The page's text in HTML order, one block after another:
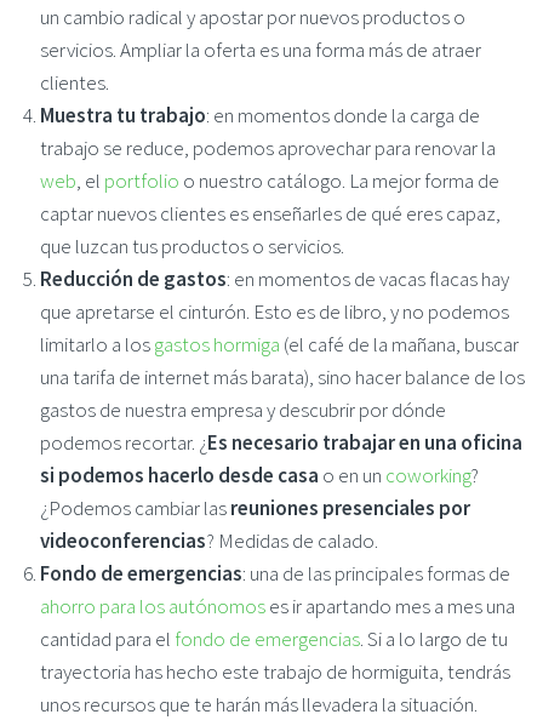
un cambio radical y apostar por nuevos productos o
servicios. Ampliar la oferta es una forma más de atraer
clientes.
Muestra tu trabajo: en momentos donde la carga de
trabajo se reduce, podemos aprovechar para renovar la
web, el portfolio o nuestro catálogo. La mejor forma de
captar nuevos clientes es enseñarles de qué eres capaz,
que luzcan tus productos o servicios.
Reducción de gastos: en momentos de vacas flacas hay
que apretarse el cinturón. Esto es de libro, y no podemos
limitarlo a losgastos hormiga (el café de la mañana, buscar
una tarifa de internet más barata), sino hacer balance de los
gastos de nuestra empresa y descubrir por dónde
podemos recortar. ¿Es necesario trabajar en una oficina
si podemos hacerlo desde casa o en un coworking?
¿Podemos cambiar lasreuniones presenciales por
videoconferencias? Medidas de calado.
Fondo de emergencias: una de las principales formas de
ahorro para los autónomoses ir apartando mes a mes una
cantidad para el fondo de emergencias. Si a lo largo de tu
trayectoria has hecho este trabajo de hormiguita, tendrás
unos recursos que te harán más llevadera la situación.